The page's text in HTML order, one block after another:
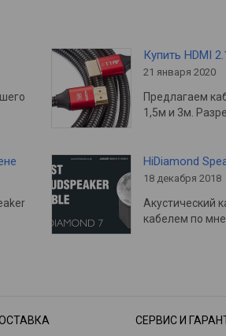
Купить HDMI
21 января 2020
Предлагаем
1,5м и 3м.
HiDiamond
18 декабря 2018
Акустический
кабелем по
СЕРВИС И